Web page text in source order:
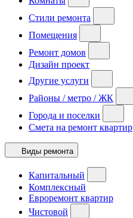
Стили ремонта
Помещения
Ремонт домов
Дизайн проект
Другие услуги
Районы / метро / ЖК
Города и поселки
Смета на ремонт квартир
Виды ремонта
Капитальный
Комплексный
Евроремонт квартир
Чистовой